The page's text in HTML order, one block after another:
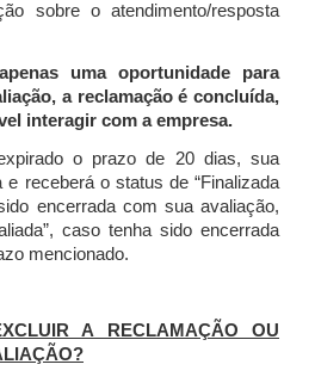
sobre o atendimento/resposta
uma oportunidade para
a reclamação é concluída,
interagir com a empresa.
o prazo de 20 dias, sua
e receberá o status de “Finalizada
encerrada com sua avaliação,
caso tenha sido encerrada
mencionado.
A RECLAMAÇÃO OU